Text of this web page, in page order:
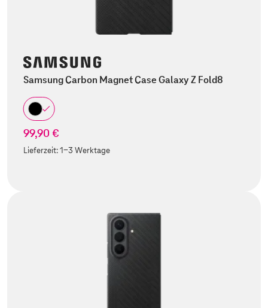
Samsung Carbon Magnet Case Galaxy Z Fold8
99,90 €
Lieferzeit:1-3 Werktage